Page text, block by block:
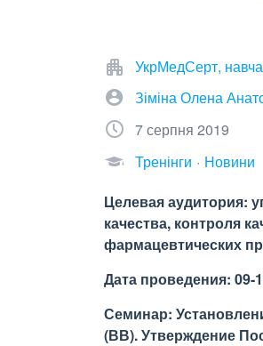
УкрМедСерт,
Зіміна Олена
7 серпня 2019
Тренінги
Новини
Целевая аудитория:
качества, контроля
фармацевтических
Дата проведения: 09-
Семинар:
(ВВ). Утверждение